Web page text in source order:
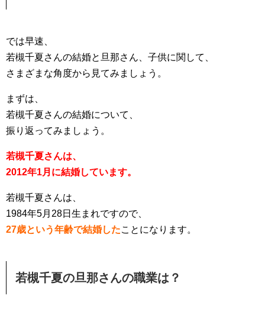
では早速、
若槻千夏さんの結婚と旦那さん、子供に関して、
さまざまな角度から見てみましょう。
まずは、
若槻千夏さんの結婚について、
振り返ってみましょう。
若槻千夏さんは、
2012年1月に結婚しています。
若槻千夏さんは、
1984年5月28日生まれですので、
27歳という年齢で結婚したことになります。
若槻千夏の旦那さんの職業は？